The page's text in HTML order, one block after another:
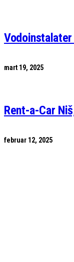
mart 19, 2025
Rent-a-Car
februar 12, 2025